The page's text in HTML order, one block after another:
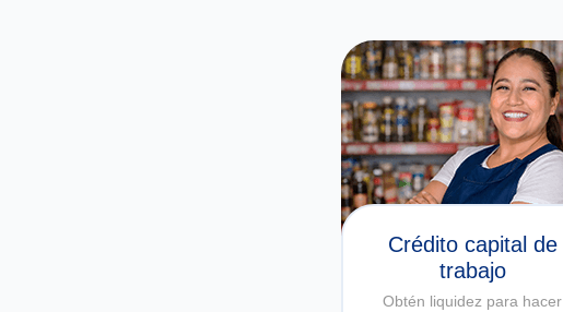
Crédito capital de
trabajo
Obtén liquidez para hacer